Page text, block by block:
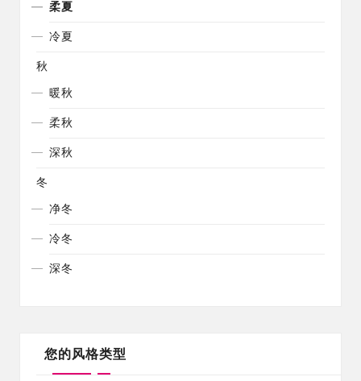
柔夏
冷夏
秋
暖秋
柔秋
深秋
冬
净冬
冷冬
深冬
您的风格类型